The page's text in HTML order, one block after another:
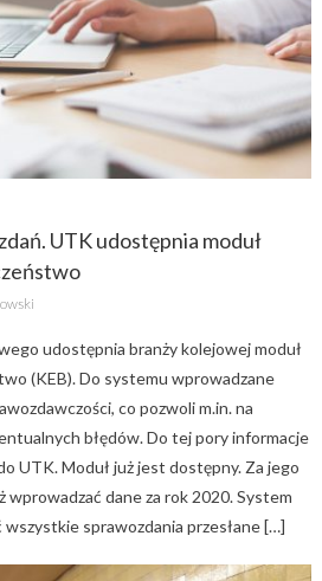
UTK udostępnia moduł
udostępnia branży kolejowej moduł
(KEB). Do systemu wprowadzane
co pozwoli m.in. na
błędów. Do tej pory informacje
UTK. Moduł już jest dostępny. Za jego
wprowadzać dane za rok 2020. System
sprawozdania przesłane […]